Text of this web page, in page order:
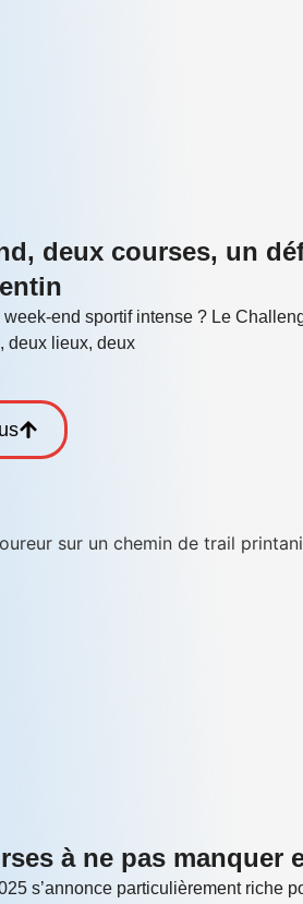
deux courses, un
end sportif intense ? Le
deux lieux, deux
à ne pas manquer
s’annonce particulièrement riche